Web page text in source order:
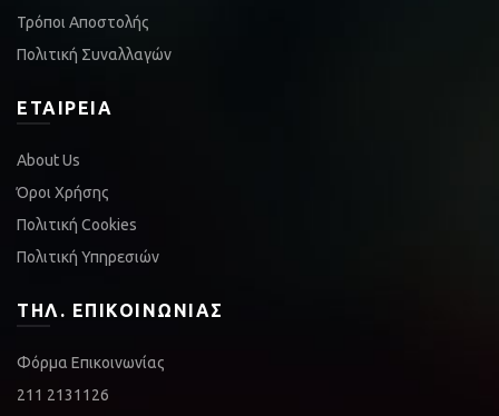
Τρόποι Αποστολής
Πολιτική Συναλλαγών
ΕΤΑΙΡΕΊΑ
About Us
Όροι Χρήσης
Πολιτική Cookies
Πολιτική Υπηρεσιών
ΤΗΛ. ΕΠΙΚΟΙΝΩΝΊΑΣ
Φόρμα Επικοινωνίας
211 2131126